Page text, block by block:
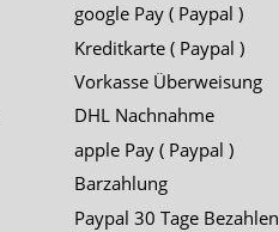
google Pay ( Paypal )
Kreditkarte ( Paypal )
Vorkasse Überweisung
DHL Nachnahme
apple Pay ( Paypal )
Barzahlung
Paypal 30 Tage Bezahlen